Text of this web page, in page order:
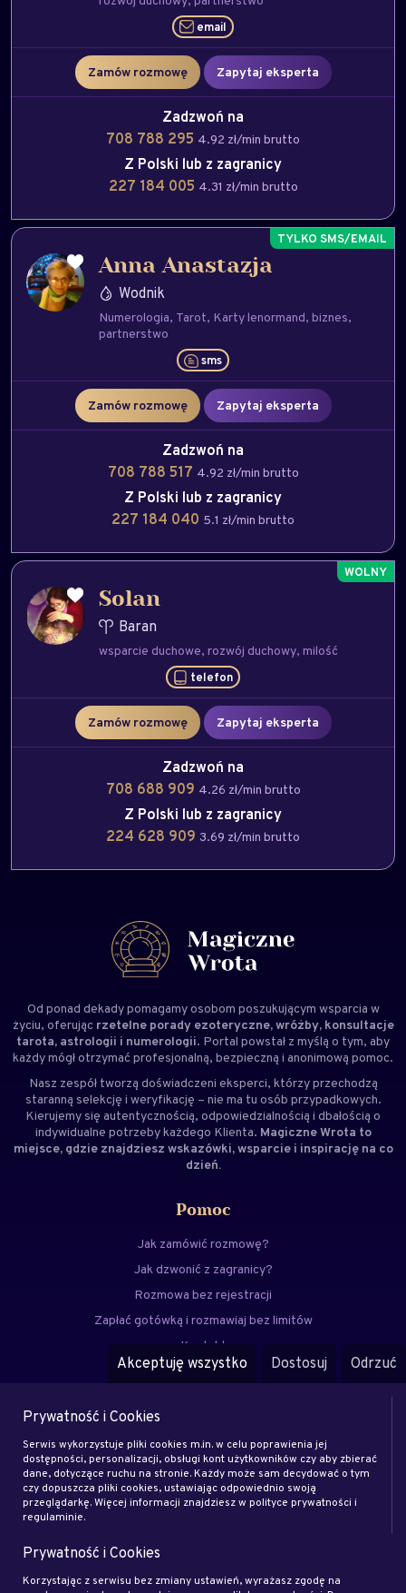
email
Zamów rozmowę Zapytaj eksperta
Zadzwoń na
708 788 295 4.92 zł/min brutto
Z Polski lub z zagranicy
227 184 005 4.31 zł/min brutto
Anna Anastazja
Wodnik
Numerologia Tarot Karty lenormand biznes
partnerstwo
sms
Zamów rozmowę Zapytaj eksperta
Zadzwoń na
708 788 517 4.92 zł/min brutto
Z Polski lub z zagranicy
227 184 040 5.1 zł/min brutto
Solan
Baran
wsparcie duchowe rozwój duchowy milość
telefon
Zamów rozmowę Zapytaj eksperta
Zadzwoń na
708 688 909 4.26 zł/min brutto
Z Polski lub z zagranicy
224 628 909 3.69 zł/min brutto
Od ponad dekady pomagamy osobom poszukującym wsparcia w
życiu, oferując rzetelne porady ezoteryczne, wróżby, konsultacje
tarota, astrologii i numerologii. Portal powstał z myślą o tym, aby
każdy mógł otrzymać profesjonalną, bezpieczną i anonimową pomoc.
Nasz zespół tworzą doświadczeni eksperci, którzy przechodzą
staranną selekcję i weryfikację – nie ma tu osób przypadkowych.
Kierujemy się autentycznością, odpowiedzialnością i dbałością o
indywidualne potrzeby każdego Klienta. Magiczne Wrota to
miejsce, gdzie znajdziesz wskazówki, wsparcie i inspirację na co
dzień.
Pomoc
Jak zamówić rozmowę?
Jak dzwonić z zagranicy?
Rozmowa bez rejestracji
Zapłać gotówką i rozmawiaj bez limitów
Kontakt
FAQ
Eksperci
Zostań klientem
Zostań ekspertem
Regulamin
Akceptuję wszystko Dostosuj Odrzuć
Prywatność i Cookies
Serwis wykorzystuje pliki cookies m.in. w celu poprawienia jej
dostępności, personalizacji, obsługi kont użytkowników czy aby zbierać
dane, dotyczące ruchu na stronie. Każdy może sam decydować o tym
czy dopuszcza pliki cookies, ustawiając odpowiednio swoją
przeglądarkę. Więcej informacji znajdziesz w polityce prywatności i
regulaminie.
Prywatność i Cookies
Korzystając z serwisu bez zmiany ustawień, wyrażasz zgodę na